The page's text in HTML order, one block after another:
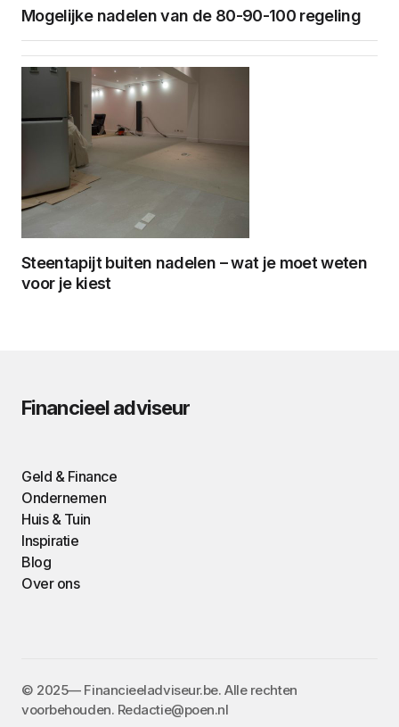
Mogelijke nadelen van de 80-90-100 regeling
Steentapijt buiten nadelen – wat je moet weten
voor je kiest
Financieel adviseur
Geld & Finance
Ondernemen
Huis & Tuin
Inspiratie
Blog
Over ons
©️ 2025— Financieeladviseur.be. Alle rechten
voorbehouden. Redactie@poen.nl